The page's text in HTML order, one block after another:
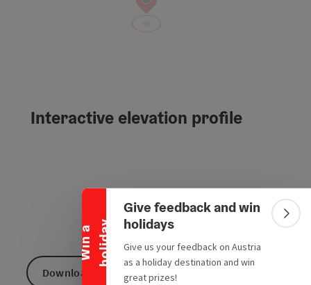
W
i
n
a
h
o
l
i
d
a y
Collapse banner
Give feedback and win
holidays
Give us your feedback on Austria
as a holiday destination and win
great prizes!
Interactive elevation profile
Download GPS data